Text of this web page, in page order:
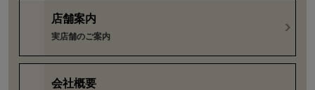
店舗案内
実店舗のご案内
会社概要